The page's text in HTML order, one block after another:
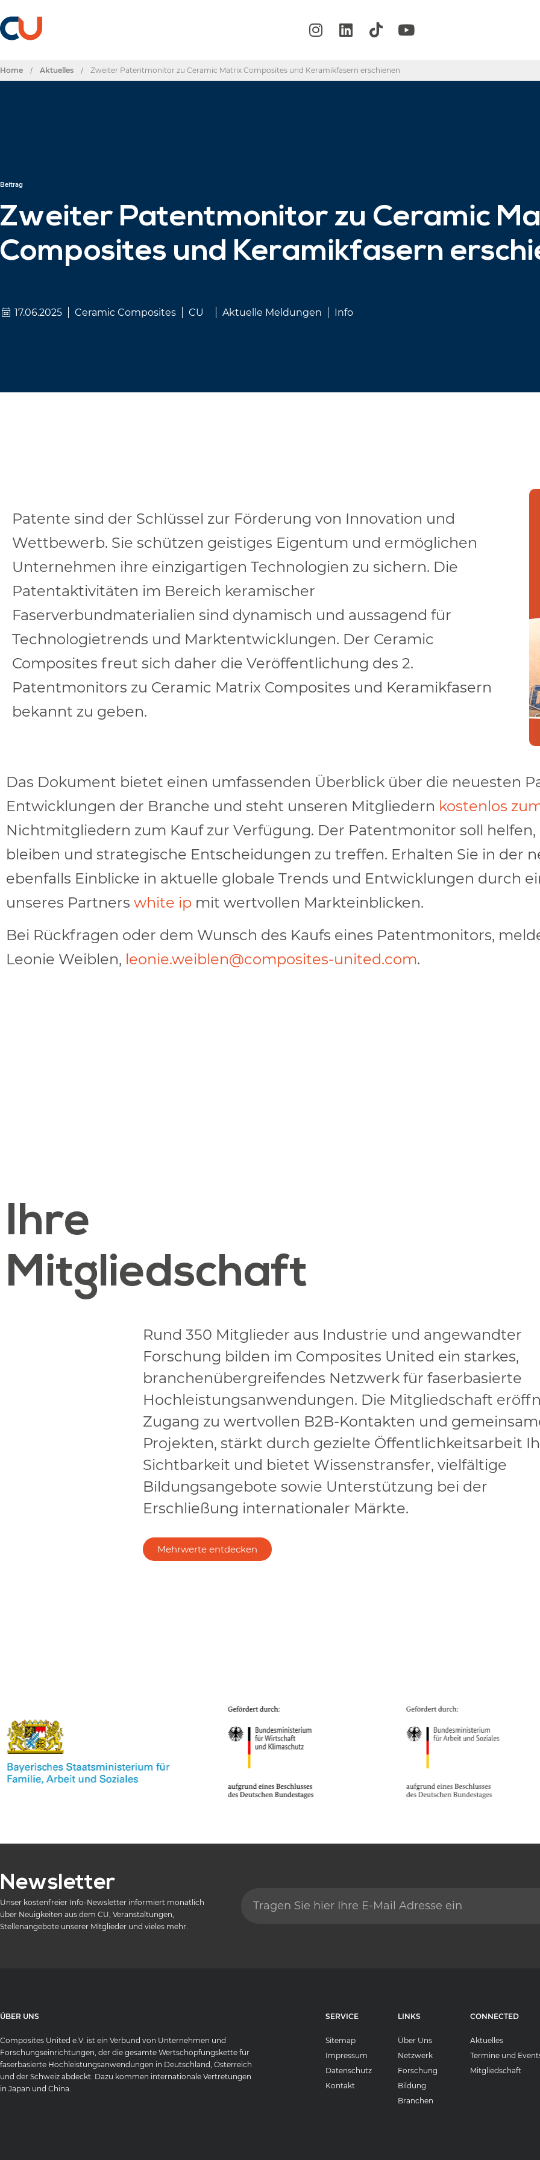
Home / Aktuelles / Zweiter Patentmonitor zu Ceramic Matrix Composites und Keramikfasern erschienen
Beitrag
Zweiter Patentmonitor zu Ceramic
Composites und Keramikfasern
17.06.2025 Ceramic Composites CU Aktuelle Meldungen Info
Patente sind der Schlüssel zur Förderung von Innovation und
Wettbewerb. Sie schützen geistiges Eigentum und ermöglichen
Unternehmen ihre einzigartigen Technologien zu sichern. Die
Patentaktivitäten im Bereich keramischer
Faserverbundmaterialien sind dynamisch und aussagend für
Technologietrends und Marktentwicklungen. Der Ceramic
Composites freut sich daher die Veröffentlichung des 2.
Patentmonitors zu Ceramic Matrix Composites und Keramikfasern
bekannt zu geben.
Das Dokument bietet einen umfassenden Überblick über die neuesten
Entwicklungen der Branche und steht unseren Mitgliedern kostenlos
Nichtmitgliedern zum Kauf zur Verfügung. Der Patentmonitor soll helfen,
bleiben und strategische Entscheidungen zu treffen. Erhalten Sie in der
ebenfalls Einblicke in aktuelle globale Trends und Entwicklungen durch
unseres Partners white ip mit wertvollen Markteinblicken.
Bei Rückfragen oder dem Wunsch des Kaufs eines Patentmonitors,
Leonie Weiblen, leonie.weiblen@composites-united.com.
Ihre
Mitgliedschaft
Rund 350 Mitglieder aus Industrie und angewandter
Forschung bilden im Composites United ein starkes,
branchenübergreifendes Netzwerk für faserbasierte
Hochleistungsanwendungen. Die Mitgliedschaft
Zugang zu wertvollen B2B-Kontakten und
Projekten, stärkt durch gezielte Öffentlichkeitsarbeit
Sichtbarkeit und bietet Wissenstransfer, vielfältige
Bildungsangebote sowie Unterstützung bei der
Erschließung internationaler Märkte.
Mehrwerte entdecken
Newsletter
Unser kostenfreier Info-Newsletter informiert monatlich
über Neuigkeiten aus dem CU, Veranstaltungen,
Stellenangebote unserer Mitglieder und vieles mehr.
ÜBER UNS
Composites United e.V. ist ein Verbund von Unternehmen und
Forschungseinrichtungen, der die gesamte Wertschöpfungskette für
faserbasierte Hochleistungsanwendungen in Deutschland, Österreich
und der Schweiz abdeckt. Dazu kommen internationale Vertretungen
in Japan und China.
SERVICE
Sitemap
Impressum
Datenschutz
Kontakt
LINKS
Über Uns
Netzwerk
Forschung
Bildung
Branchen
CONNECTED
Aktuelles
Termine und
Mitgliedschaft